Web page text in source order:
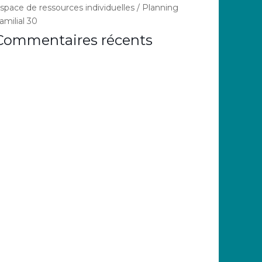
de ressources individuelles / Planning
30
récents